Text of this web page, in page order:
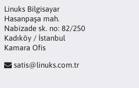
Linuks Bilgisayar
Hasanpaşa mah.
Nabizade sk. no: 82/250
Kadıköy / İstanbul
Kamara Ofis
satis@linuks.com.tr